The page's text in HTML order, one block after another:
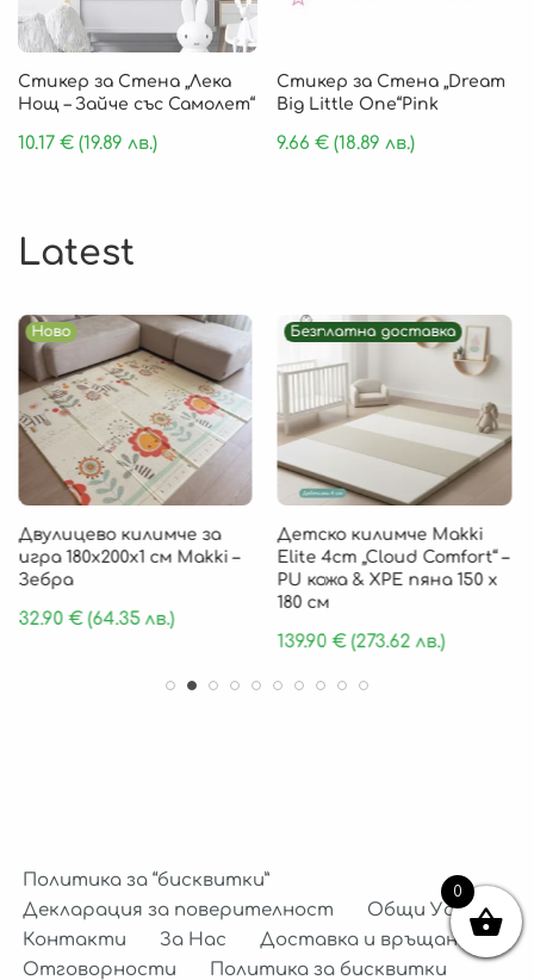
Стикер за Стена „Лека
Нощ – Зайче със Самолет“
10.17 € (19.89 лв.)
Стикер за Стена „Dream
Big Little One“Pink
9.66€ (18.89 лв.)
Latest
Ново
Двулицево килимче за
игра 180х200х1 см Makki –
Зебра
32.90 €(64.35 лв.)
Безплатна доставка
Детско килимче Makki
Elite 4cm „Cloud Comfort“ –
PU кожа & XPE пяна 150 х
180 см
139.90€(273.62 лв.)
Политика за “бисквитки”
Декларация за поверителност
Общи Условия
Контакти
За Нас
Доставка и връщане
Отговорности
Политика за бисквитки
0